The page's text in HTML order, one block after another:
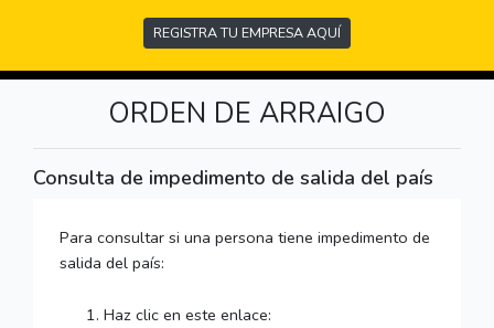
REGISTRA TU EMPRESA AQUÍ
ORDEN DE ARRAIGO
Consulta de impedimento de salida del país
Para consultar si una persona tiene impedimento de
salida del país:
Haz clic en este enlace: